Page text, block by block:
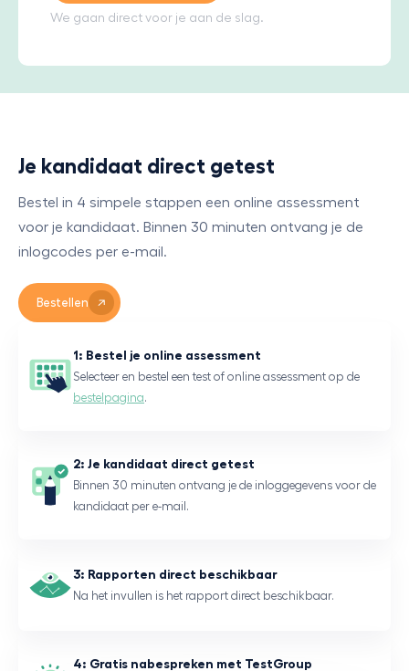
We gaan direct voor je aan de slag.
Je kandidaat direct getest
Bestel in 4 simpele stappen een online assessment
voor je kandidaat. Binnen 30 minuten ontvang je de
inlogcodes per e-mail.
Bestellen
1: Bestel je online assessment
Selecteer en bestel een test of online assessment op de
bestelpagina.
2: Je kandidaat direct getest
Binnen 30 minuten ontvang je de inloggegevens voor de
kandidaat per e-mail.
3: Rapporten direct beschikbaar
Na het invullen is het rapport direct beschikbaar.
4: Gratis nabespreken met TestGroup